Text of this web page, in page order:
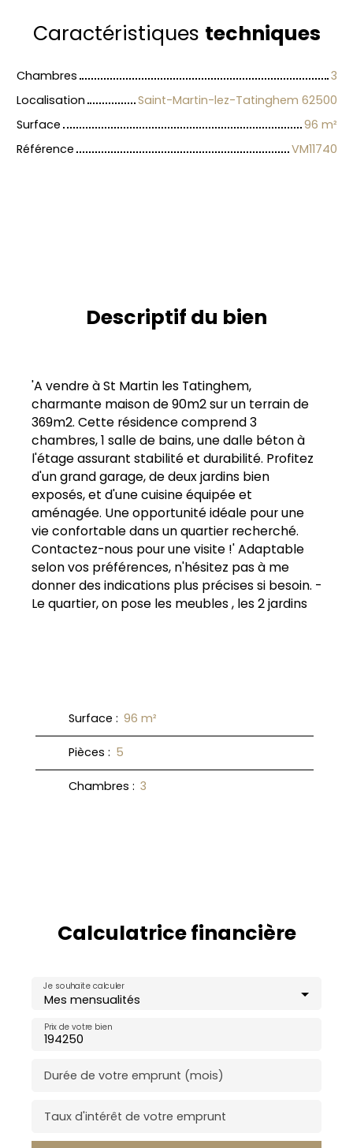
Caractéristiques techniques
Chambres
3
Localisation
Saint-Martin-lez-Tatinghem 62500
Surface
96 m²
Référence
VM11740
Descriptif du bien
'A vendre à St Martin les Tatinghem,
charmante maison de 90m2 sur un terrain de
369m2. Cette résidence comprend 3
chambres, 1 salle de bains, une dalle béton à
l'étage assurant stabilité et durabilité. Profitez
d'un grand garage, de deux jardins bien
exposés, et d'une cuisine équipée et
aménagée. Une opportunité idéale pour une
vie confortable dans un quartier recherché.
Contactez-nous pour une visite !' Adaptable
selon vos préférences, n'hésitez pas à me
donner des indications plus précises si besoin. -
Le quartier, on pose les meubles , les 2 jardins
Surface : 96 m²
Pièces : 5
Chambres : 3
Calculatrice financière
Mes mensualités
Je souhaite calculer
Prix de votre bien
Durée de votre emprunt (mois)
Taux d'intérêt de votre emprunt